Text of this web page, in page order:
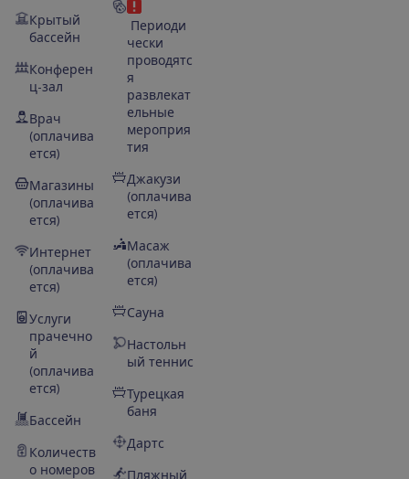
Крытый
бассейн
Конферен
ц-зал
Врач
(оплачива
ется)
Магазины
(оплачива
ется)
Интернет
(оплачива
ется)
Услуги
прачечно
й
(оплачива
ется)
Бассейн
Количеств
о номеров
Периоди
чески
проводятс
я
развлекат
ельные
мероприя
тия
Джакузи
(оплачива
ется)
Масаж
(оплачива
ется)
Сауна
Настольн
ый теннис
Турецкая
баня
Дартс
Пляжный